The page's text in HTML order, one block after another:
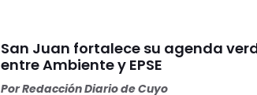
San Juan fortalece su agenda
entre Ambiente y EPSE
PorRedacción Diario de Cuyo